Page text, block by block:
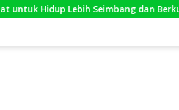
Hidup Lebih Seimbang dan